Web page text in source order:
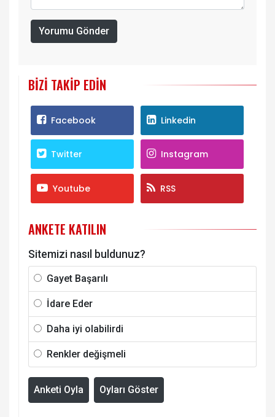
Yorumu Gönder
BIZI TAKIP EDIN
Facebook Linkedin
Twitter Instagram
Youtube RSS
ANKETE KATILIN
Sitemizi nasıl buldunuz?
Gayet Başarılı
İdare Eder
Daha iyi olabilirdi
Renkler değişmeli
Anketi Oyla Oyları Göster